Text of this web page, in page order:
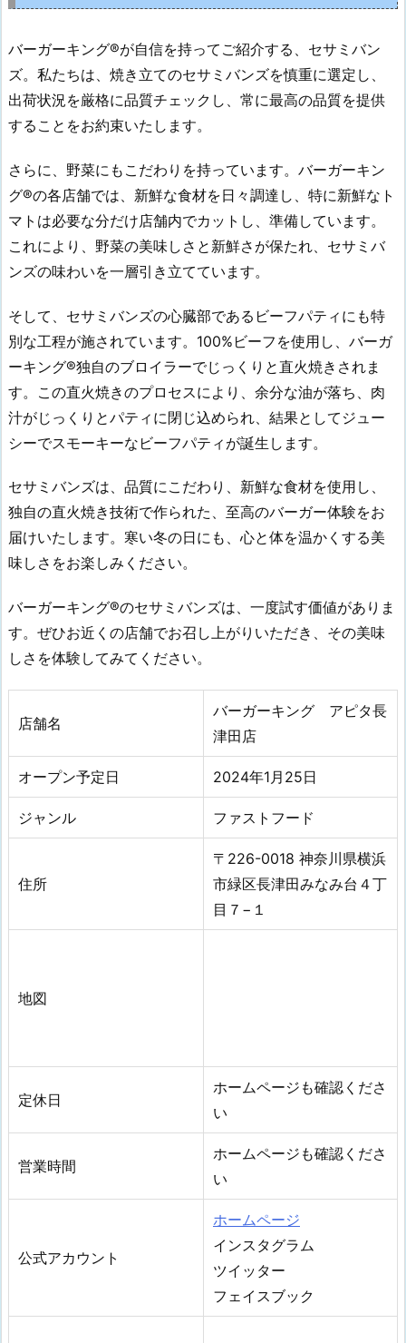
バーガーキング®が自信を持ってご紹介する、セサミバン
ズ。私たちは、焼き立てのセサミバンズを慎重に選定し、
出荷状況を厳格に品質チェックし、常に最高の品質を提供
することをお約束いたします。
さらに、野菜にもこだわりを持っています。バーガーキン
グ®の各店舗では、新鮮な食材を日々調達し、特に新鮮なト
マトは必要な分だけ店舗内でカットし、準備しています。
これにより、野菜の美味しさと新鮮さが保たれ、セサミバ
ンズの味わいを一層引き立てています。
そして、セサミバンズの心臓部であるビーフパティにも特
別な工程が施されています。100%ビーフを使用し、バーガ
ーキング®独自のブロイラーでじっくりと直火焼きされま
す。この直火焼きのプロセスにより、余分な油が落ち、肉
汁がじっくりとパティに閉じ込められ、結果としてジュー
シーでスモーキーなビーフパティが誕生します。
セサミバンズは、品質にこだわり、新鮮な食材を使用し、
独自の直火焼き技術で作られた、至高のバーガー体験をお
届けいたします。寒い冬の日にも、心と体を温かくする美
味しさをお楽しみください。
バーガーキング®のセサミバンズは、一度試す価値がありま
す。ぜひお近くの店舗でお召し上がりいただき、その美味
しさを体験してみてください。
店舗名
バーガーキング アピタ長
津田店
オープン予定日 2024年1 月25日
ジャンル ファストフード
住所
〒226-0018 神奈川県横浜
市緑区長津田みなみ台４丁
目７−１
地図
定休日
ホームページも確認くださ
い
営業時間
ホームページも確認くださ
い
公式アカウント
ホームページ
インスタグラム
ツイッター
フェイスブック